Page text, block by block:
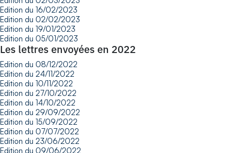
Edition du 16/02/2023
Edition du 02/02/2023
Edition du 19/01/2023
Edition du 05/01/2023
Les lettres envoyées en 2022
Edition du 08/12/2022
Edition du 24/11/2022
Edition du 10/11/2022
Edition du 27/10/2022
Edition du 14/10/2022
Edition du 29/09/2022
Edition du 15/09/2022
Edition du 07/07/2022
Edition du 23/06/2022
Edition du 09/06/2022